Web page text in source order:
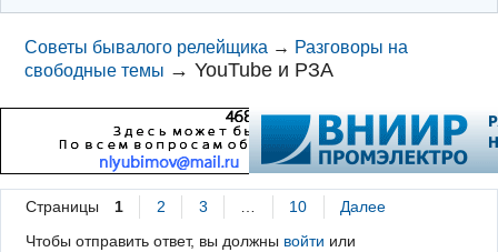
Советы бывалого релейщика → Разговоры на
свободные темы →YouTube и РЗА
Страницы 1 2 3 … 10
Далее
Чтобы отправить ответ, вы должны войти или